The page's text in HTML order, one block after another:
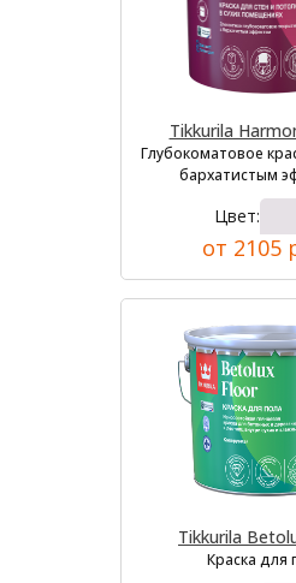
Tikkurila
Глубокоматовое
бархатистым
Цвет:
от 2105
Tikkurila
Краска для